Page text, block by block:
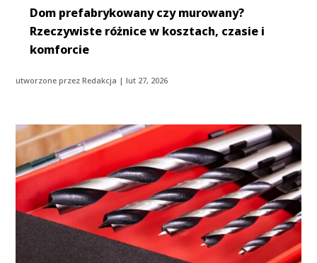
Dom prefabrykowany czy murowany?
Rzeczywiste różnice w kosztach, czasie i
komforcie
utworzone przezRedakcja |lut 27, 2026